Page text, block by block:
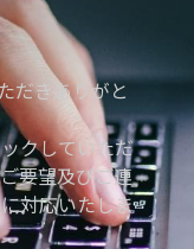
だきありがと
クしていただ
要望及びご連
対応いたしま